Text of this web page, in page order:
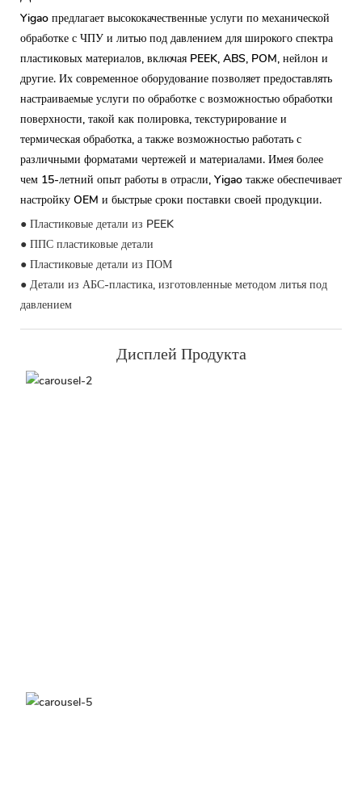
Yigao предлагает высококачественные услуги по механической
обработке с ЧПУ и литью под давлением для широкого спектра
пластиковых материалов, включая PEEK, ABS, POM, нейлон и
другие. Их современное оборудование позволяет предоставлять
настраиваемые услуги по обработке с возможностью обработки
поверхности, такой как полировка, текстурирование и
термическая обработка, а также возможностью работать с
различными форматами чертежей и материалами. Имея более
чем 15-летний опыт работы в отрасли, Yigao также обеспечивает
настройку OEM и быстрые сроки поставки своей продукции.
● Пластиковые детали из PEEK
● ППС пластиковые детали
● Пластиковые детали из ПОМ
● Детали из АБС-пластика, изготовленные методом литья под
давлением
Дисплей Продукта